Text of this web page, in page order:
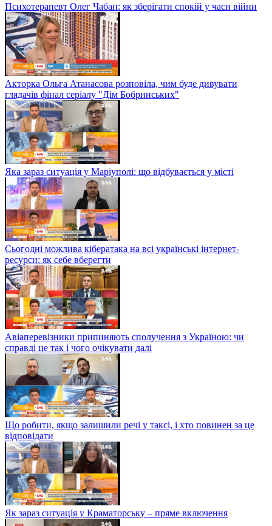
Психотерапевт Олег Чабан: як зберігати спокій у часи війни
Акторка Ольга Атанасова розповіла, чим буде дивувати
глядачів фінал серіалу "Дім Бобринських"
Яка зараз ситуація у Маріуполі: що відбувається у місті
Сьогодні можлива кібератака на всі українські інтернет-
ресурси: як себе вберегти
Авіаперевізники припиняють сполучення з Україною: чи
справді це так і чого очікувати далі
Що робити, якщо залишили речі у таксі, і хто повинен за це
відповідати
Як зараз ситуація у Краматорську – пряме включення